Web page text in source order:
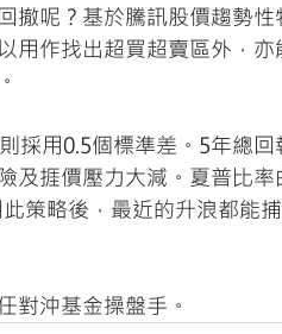
撤呢？基於騰訊股價趨勢
用作找出超買超賣區外，
採用0.5個標準差。5年總
及捱價壓力大減。夏普比率
策略後，最近的升浪都能
對沖基金操盤手。